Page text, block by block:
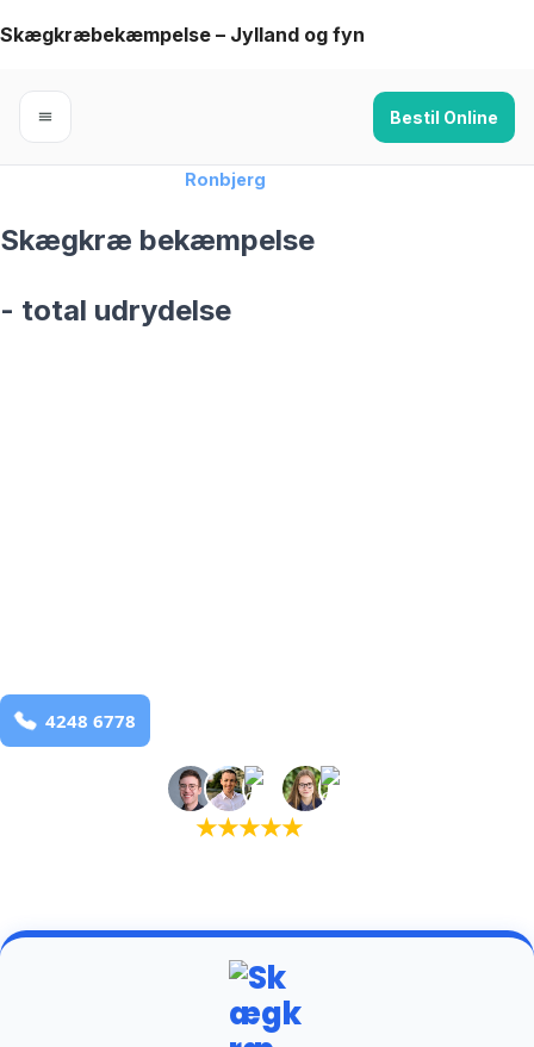
Skip
content
Skægkræbekæmpelse – Jylland og fyn
Bestil Online
Ronbjerg
Skægkræ bekæmpelse
- total udrydelse
★★★★★